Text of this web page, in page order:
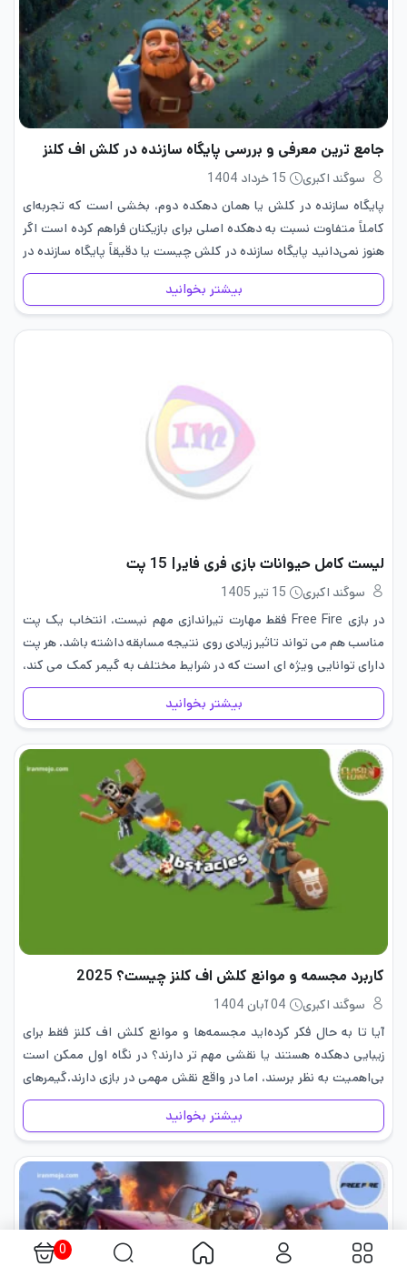
جامع ترین معرفی و بررسی پایگاه سازنده در کلش اف کلنز
سوگند اکبری
15 خرداد 1404
پایگاه سازنده در کلش یا همان دهکده دوم، بخشی است که تجربه‌ای
کاملاً متفاوت نسبت به دهکده اصلی برای بازیکنان فراهم کرده است اگر
هنوز نمی‌دانید پایگاه سازنده در کلش چیست یا دقیقاً پایگاه سازنده در
کلش اف کلنز کجاست،…
بیشتر بخوانید
لیست کامل حیوانات بازی فری فایر| 15 پت
سوگند اکبری
15 تیر 1405
در بازی Free Fire فقط مهارت تیراندازی مهم نیست، انتخاب یک پت
مناسب هم می تواند تاثیر زیادی روی نتیجه مسابقه داشته باشد. هر پت
دارای توانایی ویژه ای است که در شرایط مختلف به گیمر کمک می کند،
از…
بیشتر بخوانید
کاربرد مجسمه و موانع کلش اف کلنز چیست؟ 2025
سوگند اکبری
04 آبان 1404
آیا تا به حال فکر کرده‌اید مجسمه‌ها و موانع کلش اف کلنز فقط برای
زیبایی دهکده هستند یا نقشی مهم تر دارند؟ در نگاه اول ممکن است
بی‌اهمیت به نظر برسند، اما در واقع نقش مهمی در بازی دارند.گیمرهای
حرفه‌ای…
بیشتر بخوانید
0